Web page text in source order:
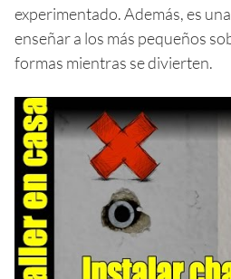
experimentado. Además, es
enseñar a los más pequeños
formas mientras se divierten.